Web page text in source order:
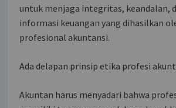
untuk menjaga integritas, keandalan,
informasi keuangan yang dihasilkan
profesional akuntansi.
Ada delapan prinsip etika profesi
Akuntan harus menyadari bahwa